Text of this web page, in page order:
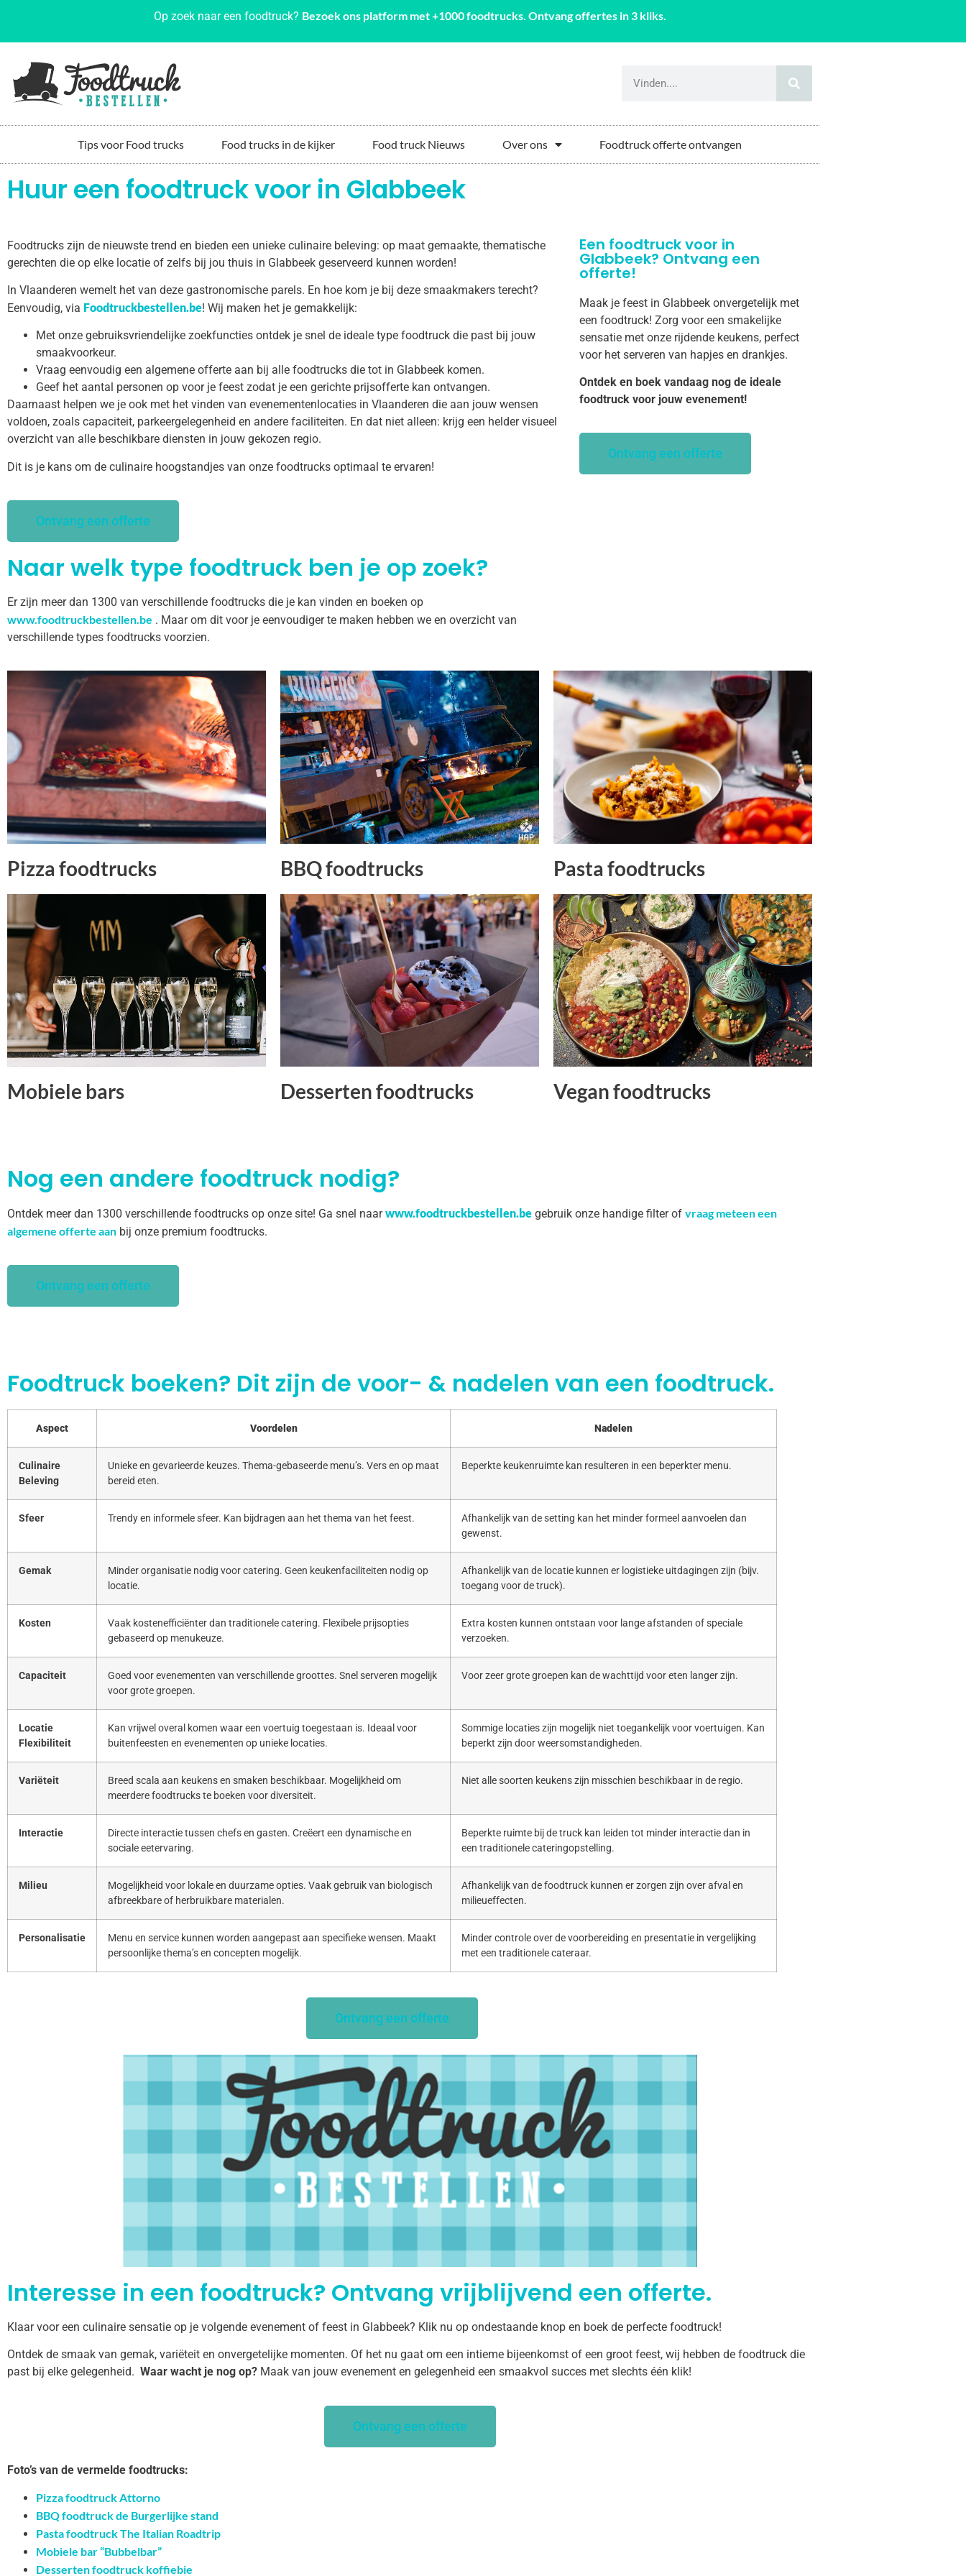
Op zoek naar een foodtruck? Bezoek ons platform met +1000 foodtrucks. Ontvang offertes in 3 kliks.
Tips voor Food trucks Food trucks in de kijker Food truck Nieuws Over ons Foodtruck offerte ontvangen
Huur een foodtruck voor in Glabbeek
Foodtrucks zijn de nieuwste trend en bieden een unieke culinaire beleving: op maat gemaakte, thematische
gerechten die op elke locatie of zelfs bij jou thuis in Glabbeek geserveerd kunnen worden!
In Vlaanderen wemelt het van deze gastronomische parels. En hoe kom je bij deze smaakmakers terecht?
Eenvoudig, via Foodtruckbestellen.be! Wij maken het je gemakkelijk:
Met onze gebruiksvriendelijke zoekfuncties ontdek je snel de ideale type foodtruck die past bij jouw
smaakvoorkeur.
Vraag eenvoudig een algemene offerte aan bij alle foodtrucks die tot in Glabbeek komen.
Geef het aantal personen op voor je feest zodat je een gerichte prijsofferte kan ontvangen.
Daarnaast helpen we je ook met het vinden van evenementenlocaties in Vlaanderen die aan jouw wensen
voldoen, zoals capaciteit, parkeergelegenheid en andere faciliteiten. En dat niet alleen: krijg een helder visueel
overzicht van alle beschikbare diensten in jouw gekozen regio.
Dit is je kans om de culinaire hoogstandjes van onze foodtrucks optimaal te ervaren!
Ontvang een offerte
Naar welk type foodtruck ben je op zoek?
Er zijn meer dan 1300 van verschillende foodtrucks die je kan vinden en boeken op
www.foodtruckbestellen.be . Maar om dit voor je eenvoudiger te maken hebben we en overzicht van
verschillende types foodtrucks voorzien.
Een foodtruck voor in
Glabbeek? Ontvang een
offerte!
Maak je feest in Glabbeek onvergetelijk met
een foodtruck! Zorg voor een smakelijke
sensatie met onze rijdende keukens, perfect
voor het serveren van hapjes en drankjes.
Ontdek en boek vandaag nog de ideale
foodtruck voor jouw evenement!
Ontvang een offerte
Pizza foodtrucks BBQ foodtrucks Pasta foodtrucks
Mobiele bars Desserten foodtrucks Vegan foodtrucks
Nog een andere foodtruck nodig?
Ontdek meer dan 1300 verschillende foodtrucks op onze site! Ga snel naarwww.foodtruckbestellen.be gebruik onze handige filter of vraag meteen een
algemene offerte aan bij onze premium foodtrucks.
Ontvang een offerte
Foodtruck boeken? Dit zijn de voor- & nadelen van een foodtruck.
Aspect Voordelen Nadelen
Culinaire
Beleving
Unieke en gevarieerde keuzes. Thema-gebaseerde menu’s. Vers en op maat
bereid eten.
Beperkte keukenruimte kan resulteren in een beperkter menu.
Sfeer Trendy en informele sfeer. Kan bijdragen aan het thema van het feest.
Afhankelijk van de setting kan het minder formeel aanvoelen dan
gewenst.
Gemak
Minder organisatie nodig voor catering. Geen keukenfaciliteiten nodig op
locatie.
Afhankelijk van de locatie kunnen er logistieke uitdagingen zijn (bijv.
toegang voor de truck).
Kosten
Vaak kostenefficiënter dan traditionele catering. Flexibele prijsopties
gebaseerd op menukeuze.
Extra kosten kunnen ontstaan voor lange afstanden of speciale
verzoeken.
Capaciteit
Goed voor evenementen van verschillende groottes. Snel serveren mogelijk
voor grote groepen.
Voor zeer grote groepen kan de wachttijd voor eten langer zijn.
Locatie
Flexibiliteit
Kan vrijwel overal komen waar een voertuig toegestaan is. Ideaal voor
buitenfeesten en evenementen op unieke locaties.
Sommige locaties zijn mogelijk niet toegankelijk voor voertuigen. Kan
beperkt zijn door weersomstandigheden.
Variëteit
Breed scala aan keukens en smaken beschikbaar. Mogelijkheid om
meerdere foodtrucks te boeken voor diversiteit.
Niet alle soorten keukens zijn misschien beschikbaar in de regio.
Interactie
Directe interactie tussen chefs en gasten. Creëert een dynamische en
sociale eetervaring.
Beperkte ruimte bij de truck kan leiden tot minder interactie dan in
een traditionele cateringopstelling.
Milieu
Mogelijkheid voor lokale en duurzame opties. Vaak gebruik van biologisch
afbreekbare of herbruikbare materialen.
Afhankelijk van de foodtruck kunnen er zorgen zijn over afval en
milieueffecten.
Personalisatie
Menu en service kunnen worden aangepast aan specifieke wensen. Maakt
persoonlijke thema’s en concepten mogelijk.
Minder controle over de voorbereiding en presentatie in vergelijking
met een traditionele cateraar.
Ontvang een offerte
Interesse in een foodtruck? Ontvang vrijblijvend een offerte.
Klaar voor een culinaire sensatie op je volgende evenement of feest in Glabbeek? Klik nu op ondestaande knop en boek de perfecte foodtruck!
Ontdek de smaak van gemak, variëteit en onvergetelijke momenten. Of het nu gaat om een intieme bijeenkomst of een groot feest, wij hebben de foodtruck die
past bij elke gelegenheid. Waar wacht je nog op? Maak van jouw evenement en gelegenheid een smaakvol succes met slechts één klik!
Ontvang een offerte
Foto’s van de vermelde foodtrucks:
Pizza foodtruck Attorno
BBQ foodtruck de Burgerlijke stand
Pasta foodtruck The Italian Roadtrip
Mobiele bar “Bubbelbar”
Desserten foodtruck koffiebie